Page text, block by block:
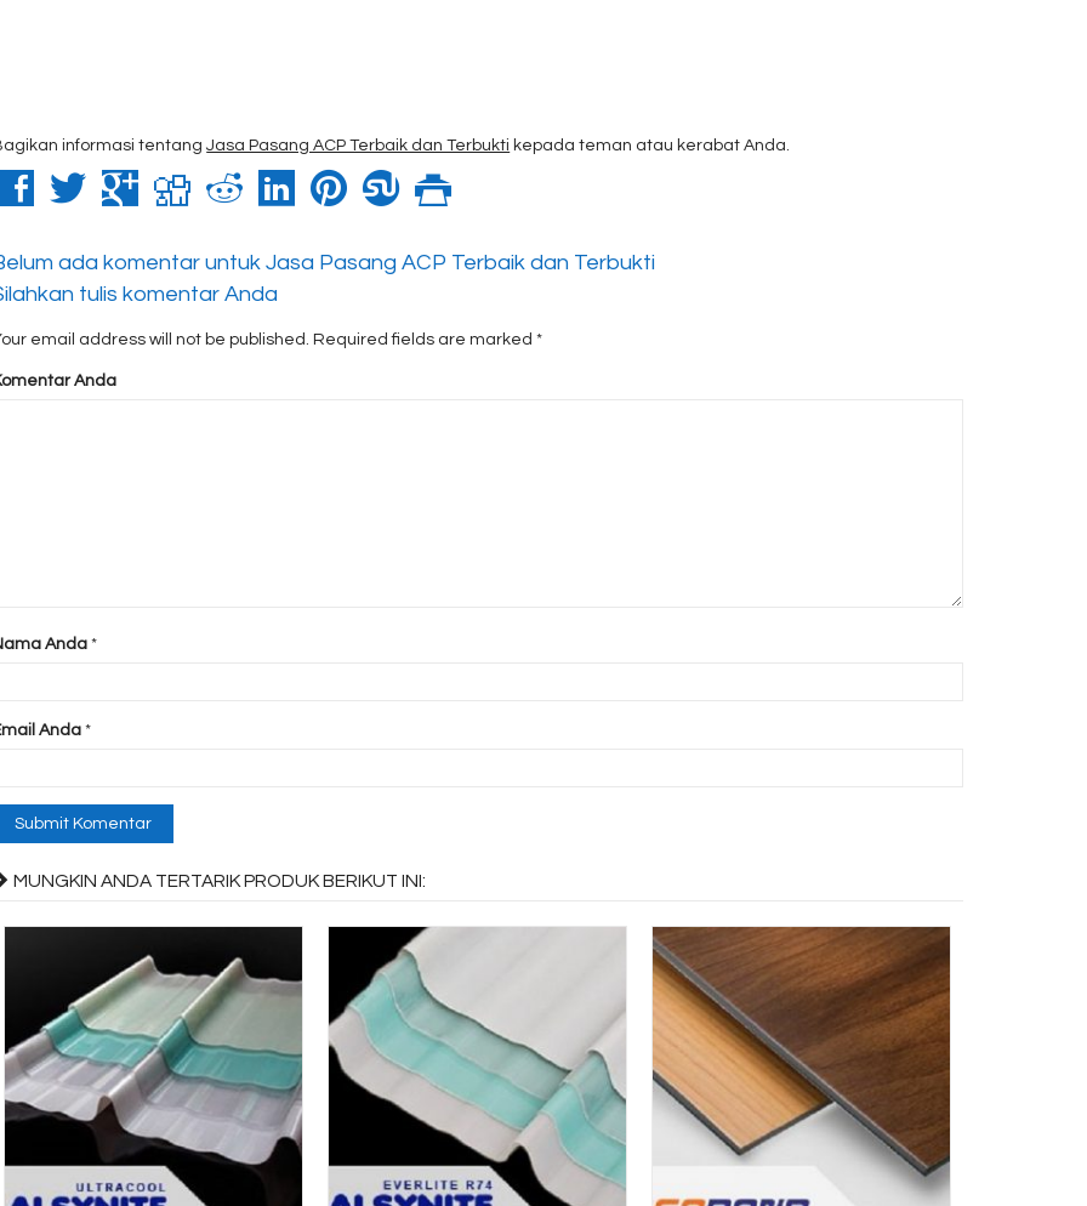
informasi tentangJasa Pasang ACP Terbaik dan Terbukti kepada teman atau kerabat Anda.
ada komentar untuk Jasa Pasang ACP Terbaik dan Terbukti
tulis komentar Anda
email address will not be published. Required fields are marked*
Anda
Anda *
Anda *
MUNGKIN ANDA TERTARIK PRODUK BERIKUT INI: